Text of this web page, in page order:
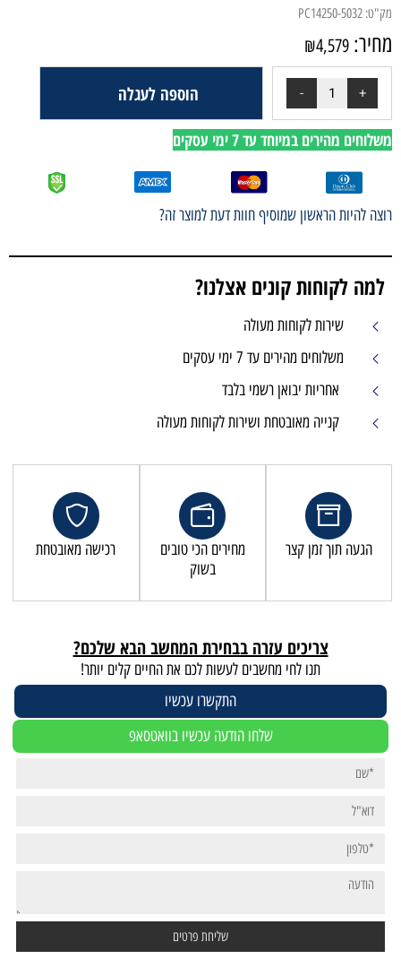
מק"ט: PC14250-5032
מחיר: ₪4,579
הוספה לעגלה
משלוחים מהירים במיוחד עד 7 ימי עסקים
רוצה להיות הראשון שמוסיף חוות דעת למוצר זה?
למה לקוחות קונים אצלנו?
שירות לקוחות מעולה
משלוחים מהירים עד 7 ימי עסקים
אחריות יבואן רשמי בלבד
קנייה מאובטחת ושירות לקוחות מעולה
הגעה תוך זמן קצר
מחירים הכי טובים
בשוק
רכישה מאובטחת
צריכים עזרה בבחירת המחשב הבא שלכם?
תנו לחי מחשבים לעשות לכם את החיים קלים יותר!
התקשרו עכשיו
שלחו הודעה עכשיו בוואטסאפ